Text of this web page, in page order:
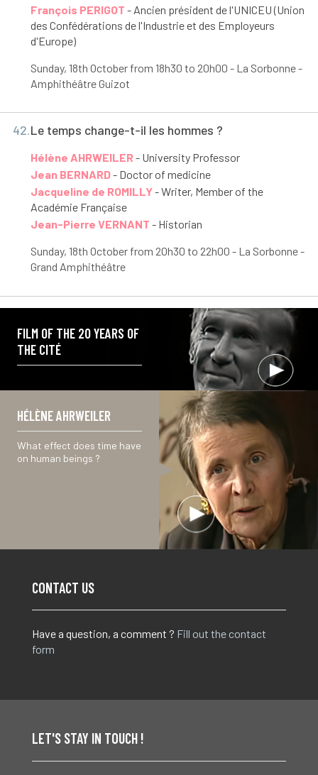
François PERIGOT - Ancien président de l'UNICEU (Union
des Confédérations de l'Industrie et des Employeurs
d'Europe)
Sunday, 18th October from 18h30 to 20h00 - La Sorbonne -
Amphithéâtre Guizot
42.Le temps change-t-il les hommes ?
Hélène AHRWEILER- University Professor
Jean BERNARD- Doctor of medicine
Jacqueline de ROMILLY- Writer, Member of the
Académie Française
Jean-Pierre VERNANT - Historian
Sunday, 18th October from 20h30 to 22h00 - La Sorbonne -
Grand Amphithéâtre
FILM OF THE 20 YEARS OF
THE CITÉ
HÉLÈNE AHRWEILER
What effect does time have
on human beings ?
CONTACT US
Have a question, a comment ? Fill out the contact
form
LET'S STAY IN TOUCH !